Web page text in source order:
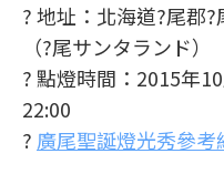
? 地址：北海道?尾郡
（?尾サンタランド）
? 點燈時間：2015年
22:00
? 廣尾聖誕燈光秀參考